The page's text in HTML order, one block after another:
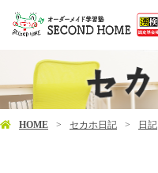
HOME セカホ日記 日記